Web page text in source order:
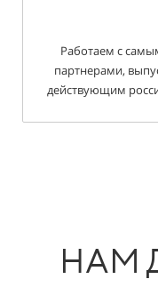
Работаем с
партнерами,
действующим
НАМ